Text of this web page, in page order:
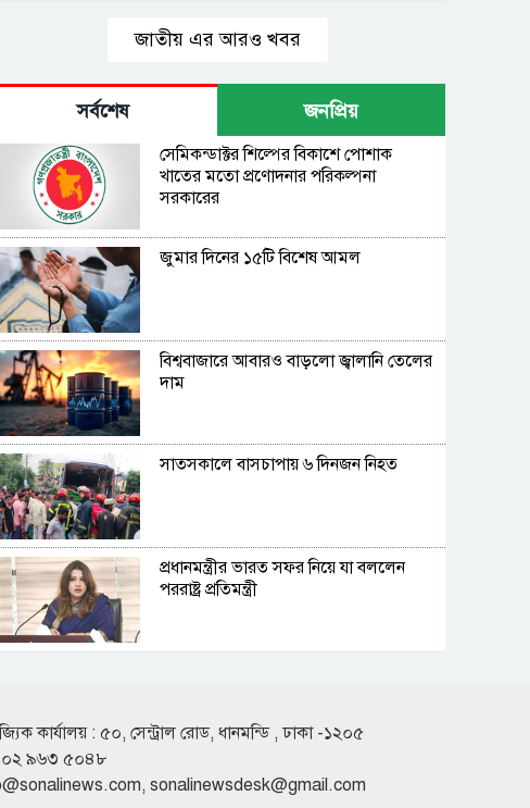
জাতীয় এর আরও খবর
সর্বশেষ জনপ্রিয়
সেমিকন্ডাক্টর শিল্পের বিকাশে পোশাক
খাতের মতো প্রণোদনার পরিকল্পনা
সরকারের
জুমার দিনের ১৫টি বিশেষ আমল
বিশ্ববাজারে আবারও বাড়লো জ্বালানি তেলের
দাম
সাতসকালে বাসচাপায় ৬ দিনজন নিহত
প্রধানমন্ত্রীর ভারত সফর নিয়ে যা বললেন
পররাষ্ট্র প্রতিমন্ত্রী
বিটিভির মহাপরিচালক হলেন কাজী জেসিন
কার্যালয় : ৫০, সেন্ট্রাল রোড, ধানমন্ডি , ঢাকা -১২০৫
৯৬৩ ৫০৪৮
, sonalinewsdesk@gmail.com